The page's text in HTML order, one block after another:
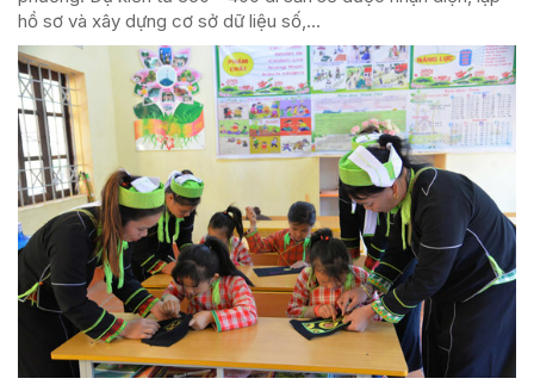
hồ sơ và xây dựng cơ sở dữ liệu số,...